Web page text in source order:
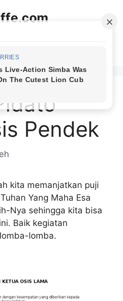
Pendek
kita memanjatkan puji
Yang Maha Esa
Nya sehingga kita bisa
Baik kegiatan
lomba.